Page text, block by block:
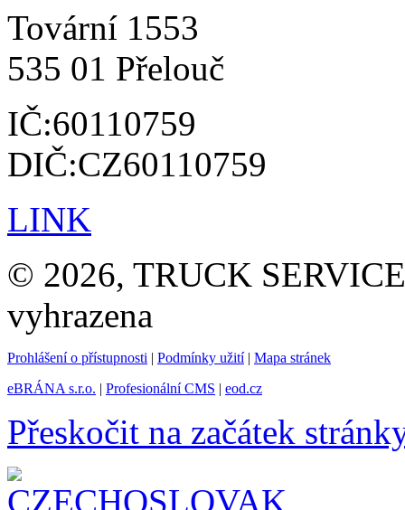
Tovární 1553
535 01 Přelouč
IČ:60110759
DIČ:CZ60110759
LINK
© 2026, TRUCK
vyhrazena
Prohlášení o přístupnosti | Podmínky užití| Mapa stránek
eBRÁNA s.r.o. | Profesionální CMS | eod.cz
Přeskočit na začátek